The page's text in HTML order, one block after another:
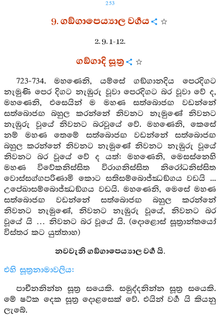
253
9. ගඞ්ගාපෙය්‍යාල වර්‍ගය
2. 9. 1-12.
ගඞ්ගාදි සූත්‍ර
723-734. මහණෙනි, යම්සේ ගඞ්ගානදිය පෙරදිගට
නැමුණි පෙර දිගට නැඹුරු වූවා පෙරදිගට බර වූවා වේ ද,
මහණෙනි, එසෙයින් ම මහණ සත්බොජඟ වඩන්නේ
සත්බොජඟ බහුල කරන්නේ නිවනට නැමුණේ නිවනට
නැඹුරු වූයේ නිවනට බරවූයේ වේ. මහණෙනි, කෙසේ
නම් මහණ තෙමේ සත්බොජඟ වඩන්නේ සත්බොජඟ
බහුල කරන්නේ නිවනට නැමුණේ නිවනට නැඹුරු වූයේ
නිවනට බර වූයේ වේ ද යත්: මහණෙනි, මෙසස්නෙහි
මහණ විවේකනිස්සිත විරාගනිස්සිත නිරෝධනිස්සිත
වොස්සග්ගපරිණාමි කොට සතිසම්බොජ්ඣඞ්ගය වඩයි ...
උපේඛාසම්බොජ්ඣඞ්ගය වඩයි. මහණෙනි, මෙසේ මහණ
සත්බොජඟ වඩන්නේ සත්බොජඟ බහුල කරන්නේ
නිවනට නැමුණේ, නිවනට නැඹුරු වූයේ, නිවනට බර
වූයේ යි … නිවනට බර වූයේ යි. (දොළොස් සූත්‍රාන්තයෝ
විස්තර කට යුත්තාහ)
නවවැනි ගඞ්ගාපෙය්‍යාල වර්‍ග යි.
එහි සූත්‍රනාමාවලිය:
පාචීනනින්න සූත්‍ර සයෙකි. සමුද්දනින්න සූත්‍ර සයෙකි.
මේ ෂට්ක දෙක සූත්‍ර දොළසෙක් වේ. එයින් වර්‍ග යි කියනු
ලැබේ.